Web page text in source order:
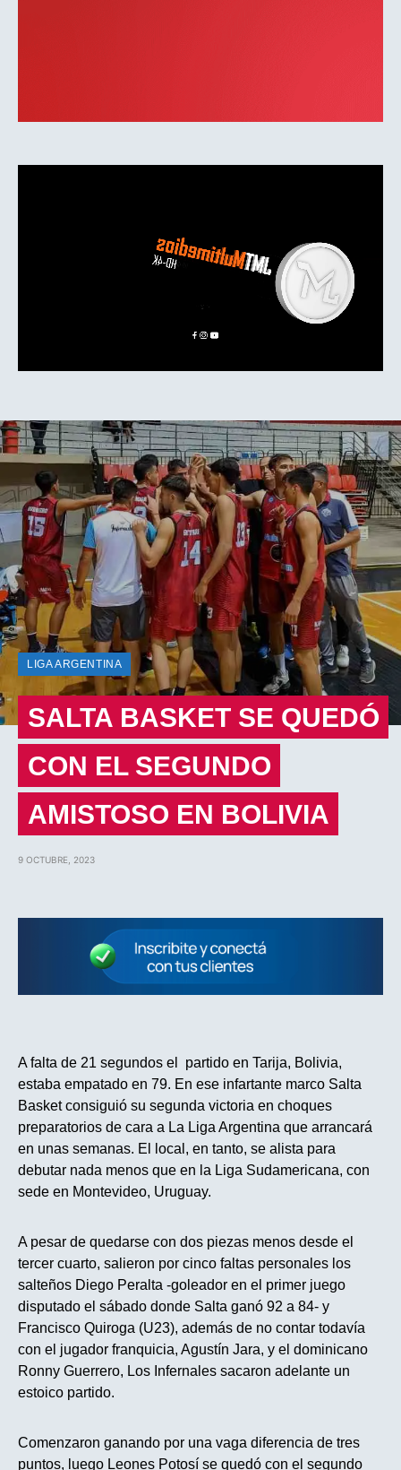
LIGA ARGENTINA
SALTA BASKET SE QUEDÓ
CON EL SEGUNDO
AMISTOSO EN BOLIVIA
9 OCTUBRE, 2023
A falta de 21 segundos el partido en Tarija, Bolivia,
estaba empatado en 79. En ese infartante marco Salta
Basket consiguió su segunda victoria en choques
preparatorios de cara a La Liga Argentina que arrancará
en unas semanas. El local, en tanto, se alista para
debutar nada menos que en la Liga Sudamericana, con
sede en Montevideo, Uruguay.
A pesar de quedarse con dos piezas menos desde el
tercer cuarto, salieron por cinco faltas personales los
salteños Diego Peralta -goleador en el primer juego
disputado el sábado donde Salta ganó 92 a 84- y
Francisco Quiroga (U23), además de no contar todavía
con el jugador franquicia, Agustín Jara, y el dominicano
Ronny Guerrero, Los Infernales sacaron adelante un
estoico partido.
Comenzaron ganando por una vaga diferencia de tres
puntos, luego Leones Potosí se quedó con el segundo